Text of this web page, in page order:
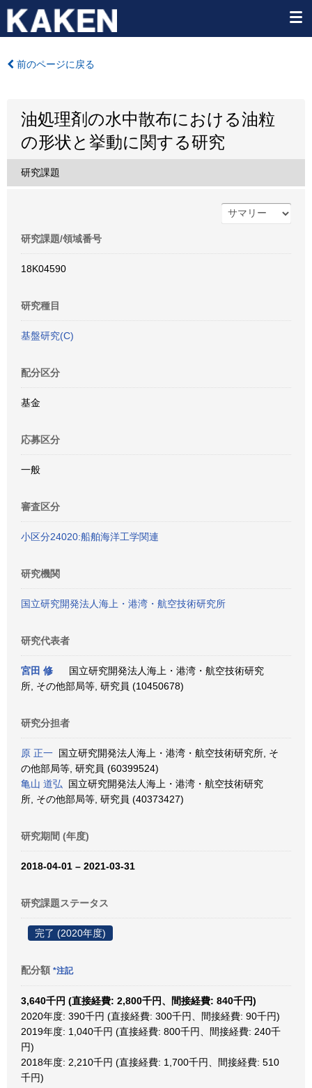
前のページに戻る
油処理剤の水中散布における油粒
の形状と挙動に関する研究
研究課題
研究課題/領域番号
18K04590
研究種目
基盤研究(C)
配分区分
基金
応募区分
一般
審査区分
小区分24020:船舶海洋工学関連
研究機関
国立研究開発法人海上・港湾・航空技術研究所
研究代表者
宮田 修
国立研究開発法人海上・港湾・航空技術研究
所, その他部局等, 研究員 (10450678)
研究分担者
原 正一 国立研究開発法人海上・港湾・航空技術研究所, そ
の他部局等, 研究員 (60399524)
亀山 道弘 国立研究開発法人海上・港湾・航空技術研究
所, その他部局等, 研究員 (40373427)
研究期間 (年度)
2018-04-01 – 2021-03-31
研究課題ステータス
完了 (2020年度)
配分額 *注記
3,640千円 (直接経費: 2,800千円、間接経費: 840千円)
2020年度: 390千円 (直接経費: 300千円、間接経費: 90千円)
2019年度: 1,040千円 (直接経費: 800千円、間接経費: 240千
円)
2018年度: 2,210千円 (直接経費: 1,700千円、間接経費: 510
千円)